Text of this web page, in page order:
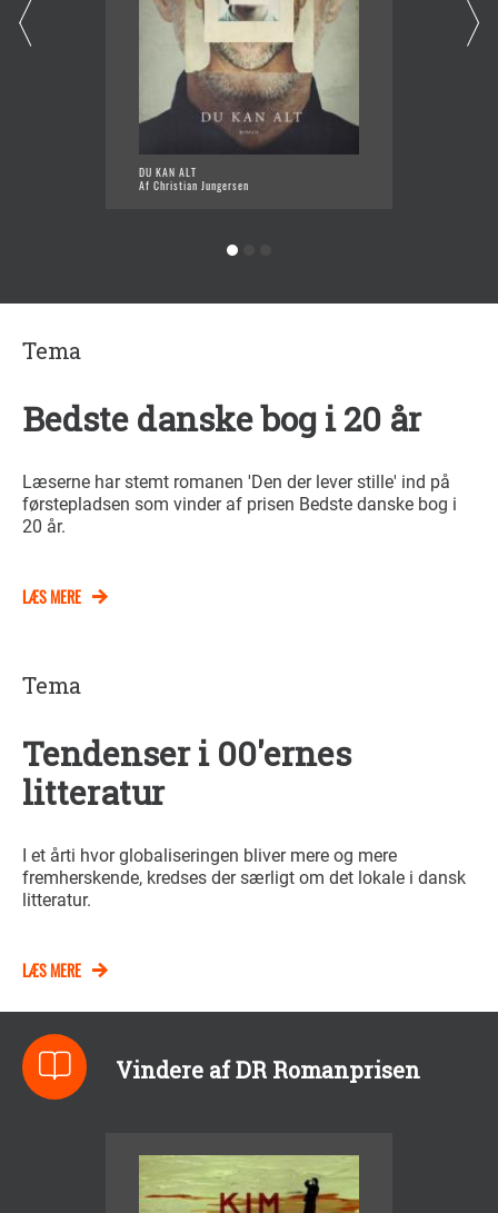
DU KAN ALT
Af Christian Jungersen
Tema
Bedste danske bog i 20 år
Læserne har stemt romanen 'Den der lever stille' ind på
førstepladsen som vinder af prisen Bedste danske bog i
20 år.
LÆS MERE
Tema
Tendenser i 00'ernes
litteratur
I et årti hvor globaliseringen bliver mere og mere
fremherskende, kredses der særligt om det lokale i dansk
litteratur.
LÆS MERE
Vindere af DR Romanprisen